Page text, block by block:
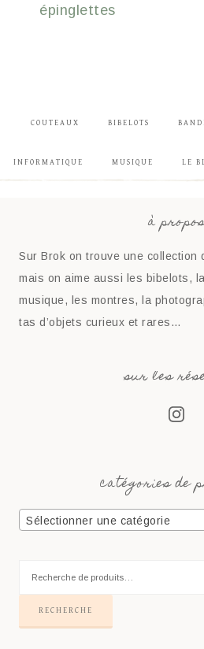
épinglettes
COUTEAUX BIBELOTS
INFORMATIQUE MUSIQUE LE
à
Sur Brok on trouve une collection
mais on aime aussi les bibelots,
musique, les montres, la
tas d’objets curieux et rares…
sur les
catégories de
Sélectionner une catégorie
RECHERCHE